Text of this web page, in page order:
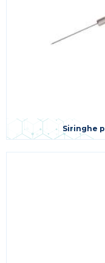
Siringhe